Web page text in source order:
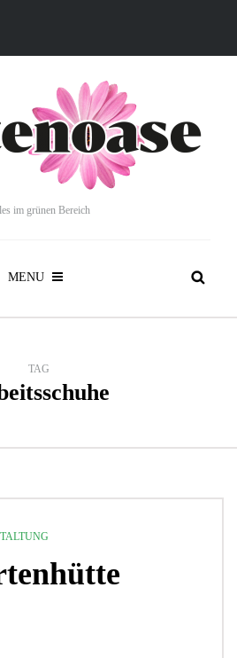
im grünen Bereich
MENU
TAG